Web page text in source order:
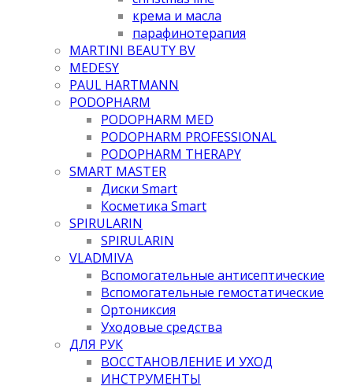
крема и масла
парафинотерапия
MARTINI BEAUTY BV
MEDESY
PAUL HARTMANN
PODOPHARM
PODOPHARM MED
PODOPHARM PROFESSIONAL
PODOPHARM THERAPY
SMART MASTER
Диски Smart
Косметика Smart
SPIRULARIN
SPIRULARIN
VLADMIVA
Вспомогательные антисептические
Вспомогательные гемостатические
Ортониксия
Уходовые средства
ДЛЯ РУК
ВОССТАНОВЛЕНИЕ И УХОД
ИНСТРУМЕНТЫ